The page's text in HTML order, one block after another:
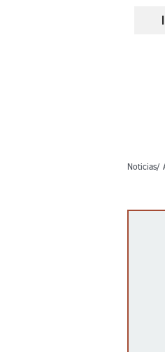
Noticias/